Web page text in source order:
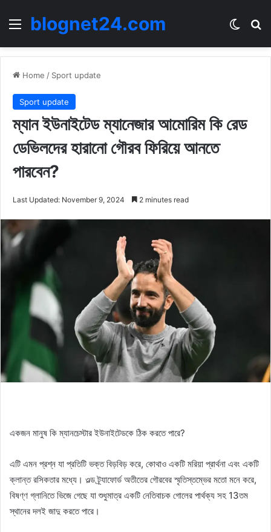
Menublognet24.com
Home / Sport update
Sport update
ম্যান ইউনাইটেড ম্যানেজার আমোরিম কি রেড
ডেভিলদের হারানো গৌরব ফিরিয়ে আনতে
পারবেন?
Last Updated: November 9, 2024 2 minutes read
একজন মানুষ কি ম্যানচেস্টার ইউনাইটেডকে ঠিক করতে পারে?
এটি এমন প্রশ্ন যা প্রতিটি ভক্ত বিড়বিড় করে, কোথাও একটি মরিয়া প্রার্থনা এবং একটি
ক্লান্ত রসিকতার মধ্যে। ওল্ড ট্র্যাফোর্ড অতীতের গৌরবের স্মৃতিস্তম্ভের মতো মনে করে,
বিষণ্ণ গ্লানিতে ভিজে গেছে যা শুধুমাত্র একটি নেতিবাচক গোলের পার্থক্য সহ 13তম
স্থানের দলই জাদু করতে পারে।